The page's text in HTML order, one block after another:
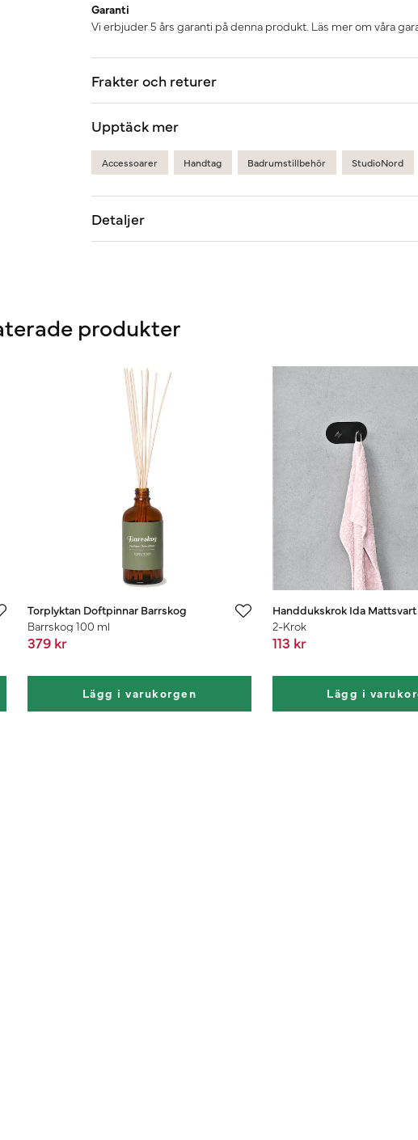
Garanti
Vi erbjuder 5 års garanti på denna produkt. Läs mer om våra
Frakter och returer
Upptäck mer
Accessoarer Handtag Badrumstillbehör StudioNord
Detaljer
produkter
Torplyktan Doftpinnar Barrskog
Barrskog 100 ml
379 kr
Lägg i varukorgen
Handdukskrok Ida Mattsvart
2-Krok
113 kr
Lägg i